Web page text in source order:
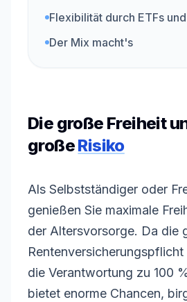
Flexibilität durch ETFs
Der Mix macht's
Die große Freiheit
großeRisiko
Als Selbstständiger oder
genießen Sie maximale
der Altersvorsorge. Da die
die Verantwortung zu 100
bietet enorme Chancen,